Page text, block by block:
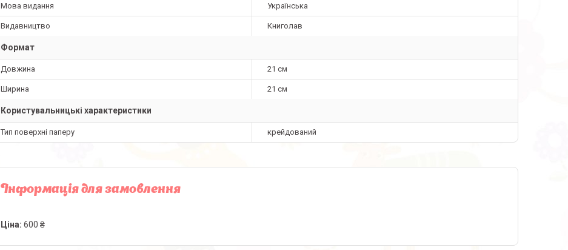
Мова видання Українська
Видавництво Книголав
Формат
Довжина 21 см
Ширина 21 см
Користувальницькі характеристики
Тип поверхні паперу крейдований
Інформація для замовлення
Ціна: 600 ₴